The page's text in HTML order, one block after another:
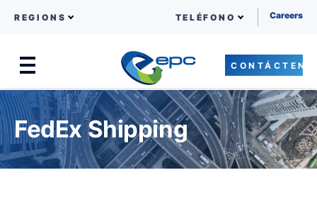
Skip to content
REGIONS TELÉFONO Careers
FedEx Shipping